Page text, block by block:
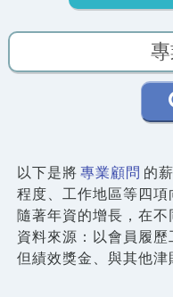
以下是將 專業顧問 的
程度、工作地區等四
隨著年資的增長，在不
資料來源：以會員履歷
但績效獎金、與其他津